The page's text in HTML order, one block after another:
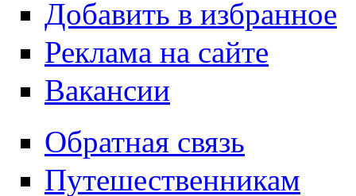
Добавить в избранное
Реклама на сайте
Вакансии
Обратная связь
Путешественникам